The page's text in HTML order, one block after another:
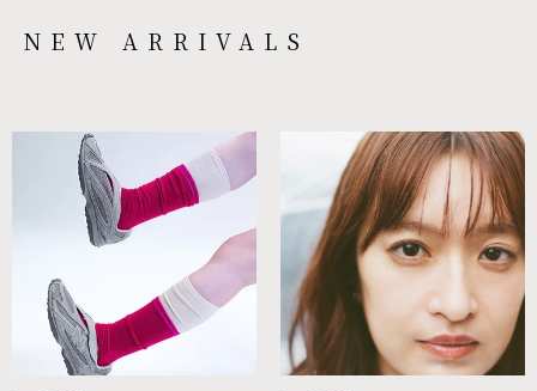
NEW ARRIVALS